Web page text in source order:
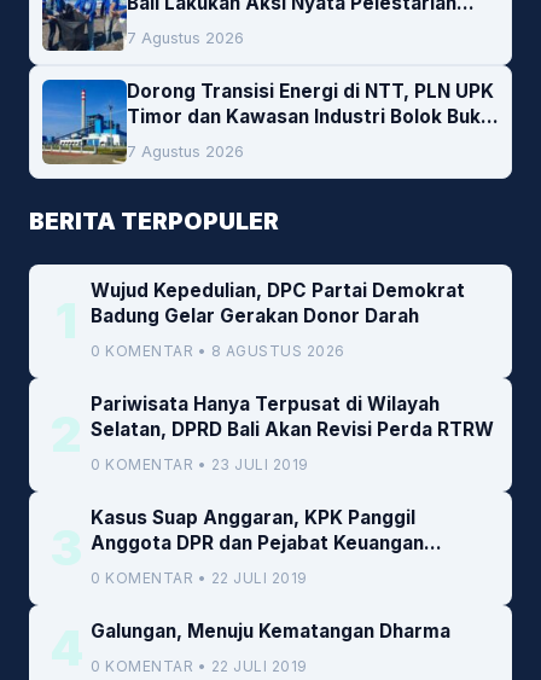
Lingkungan
7 Agustus 2026
Dorong Transisi Energi di NTT, PLN UPK
Timor dan Kawasan Industri Bolok Buka
Peluang Investasi Woodchip untuk
Cofiring PLTU Bolok
7 Agustus 2026
BERITA TERPOPULER
1
Wujud Kepedulian, DPC Partai Demokrat
Badung Gelar Gerakan Donor Darah
0 KOMENTAR • 8 AGUSTUS 2026
2
Pariwisata Hanya Terpusat di Wilayah
Selatan, DPRD Bali Akan Revisi Perda RTRW
0 KOMENTAR • 23 JULI 2019
3
Kasus Suap Anggaran, KPK Panggil
Anggota DPR dan Pejabat Keuangan
Kemenkeu
0 KOMENTAR • 22 JULI 2019
4 Galungan, Menuju Kematangan Dharma
0 KOMENTAR • 22 JULI 2019